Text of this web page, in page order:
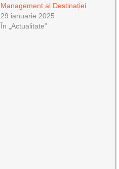
Management al Destinației
29 ianuarie 2025
În „Actualitate”